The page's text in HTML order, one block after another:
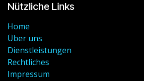
Nützliche Links
Home
Über uns
Dienstleistungen
Rechtliches
Impressum